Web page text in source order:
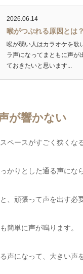
2026.06.14
喉がつぶれる原因とは
喉が弱い人はカラオケを歌
ラ声になってまともに声が
ておきたいと思います...
が響かない
ペースがすごく狭く
かりとした通る声にな
、頑張って声を出す必
簡単に声が鳴ります。
声になって、大きい声